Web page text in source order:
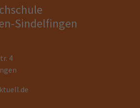
Sindelfingen
4